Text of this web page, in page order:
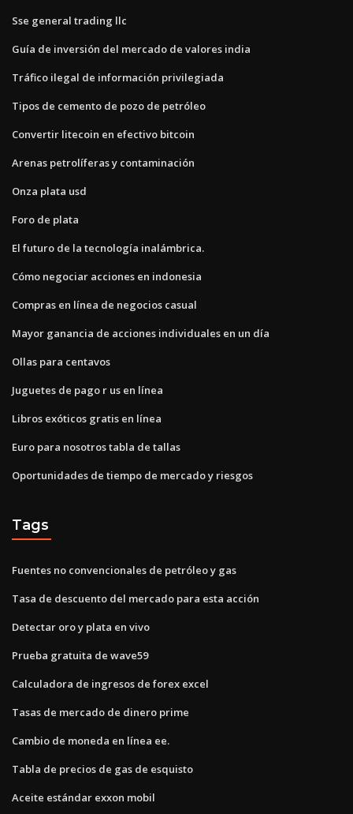
Sse general trading llc
Guía de inversión del mercado de valores india
Tráfico ilegal de información privilegiada
Tipos de cemento de pozo de petróleo
Convertir litecoin en efectivo bitcoin
Arenas petrolíferas y contaminación
Onza plata usd
Foro de plata
El futuro de la tecnología inalámbrica.
Cómo negociar acciones en indonesia
Compras en línea de negocios casual
Mayor ganancia de acciones individuales en un día
Ollas para centavos
Juguetes de pago r us en línea
Libros exóticos gratis en línea
Euro para nosotros tabla de tallas
Oportunidades de tiempo de mercado y riesgos
Tags
Fuentes no convencionales de petróleo y gas
Tasa de descuento del mercado para esta acción
Detectar oro y plata en vivo
Prueba gratuita de wave59
Calculadora de ingresos de forex excel
Tasas de mercado de dinero prime
Cambio de moneda en línea ee.
Tabla de precios de gas de esquisto
Aceite estándar exxon mobil